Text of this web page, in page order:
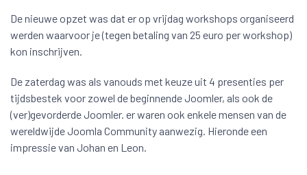
De nieuwe opzet was dat er op vrijdag workshops organiseerd
werden waarvoor je (tegen betaling van 25 euro per workshop)
kon inschrijven.
De zaterdag was als vanouds met keuze uit 4 presenties per
tijdsbestek voor zowel de beginnende Joomler, als ook de
(ver)gevorderde Joomler. er waren ook enkele mensen van de
wereldwijde Joomla Community aanwezig. Hieronde een
impressie van Johan en Leon.